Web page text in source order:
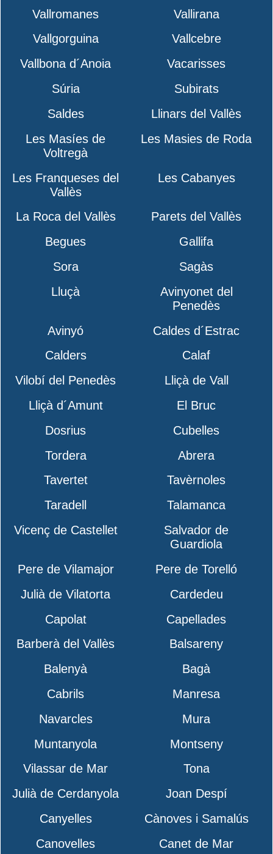
Vallromanes
Vallirana
Vallgorguina
Vallcebre
Vallbona d´Anoia
Vacarisses
Súria
Subirats
Saldes
Llinars del Vallès
Les Masíes de
Voltregà
Les Masies de Roda
Les Franqueses del
Vallès
Les Cabanyes
La Roca del Vallès
Parets del Vallès
Begues
Gallifa
Sora
Sagàs
Lluçà
Avinyonet del
Penedès
Avinyó
Caldes d´Estrac
Calders
Calaf
Vilobí del Penedès
Lliçà de Vall
Lliçà d´Amunt
El Bruc
Dosrius
Cubelles
Tordera
Abrera
Tavertet
Tavèrnoles
Taradell
Talamanca
Vicenç de Castellet
Salvador de
Guardiola
Pere de Vilamajor
Pere de Torelló
Julià de Vilatorta
Cardedeu
Capolat
Capellades
Barberà del Vallès
Balsareny
Balenyà
Bagà
Cabrils
Manresa
Navarcles
Mura
Muntanyola
Montseny
Vilassar de Mar
Tona
Julià de Cerdanyola
Joan Despí
Canyelles
Cànoves i Samalús
Canovelles
Canet de Mar